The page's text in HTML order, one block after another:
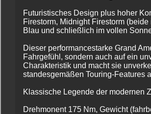
Futuristisches Design plus hoher
Firestorm, Midnight Firestorm
Blau und schließlich im vollen
Dieser performancestarke Grand
Fahrgefühl, sondern auch auf ein
Charakteristik und macht sie
standesgemäßen Touring-Features
Klassische Legende der modernen
Drehmonent 175 Nm, Gewicht